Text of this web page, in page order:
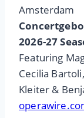
Amsterdam
2026-27
Featuring
Cecilia
Kleiter &